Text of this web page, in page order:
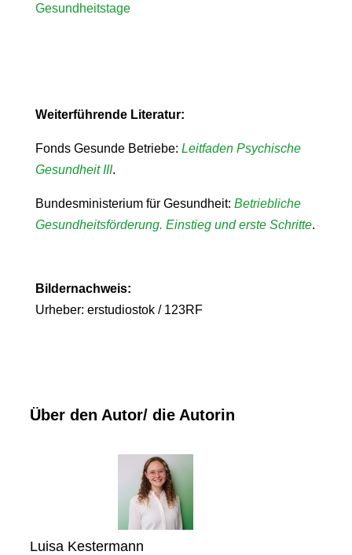
Gesundheitstage
Weiterführende Literatur:
Fonds Gesunde Betriebe: Leitfaden Psychische
Gesundheit III.
Bundesministerium für Gesundheit: Betriebliche
Gesundheitsförderung. Einstieg und erste Schritte.
Bildernachweis:
Urheber: erstudiostok / 123RF
Über den Autor/ die Autorin
Luisa Kestermann